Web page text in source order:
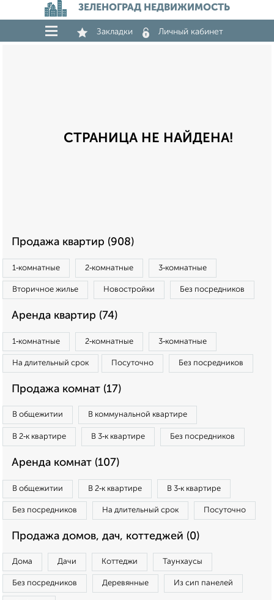
ЗЕЛЕНОГРАД НЕДВИЖИМОСТЬ
Закладки Личный кабинет
СТРАНИЦА НЕ НАЙДЕНА!
Продажа квартир (908)
1‑комнатные 2‑комнатные 3‑комнатные
Вторичное жилье Новостройки Без посредников
Аренда квартир (74)
1‑комнатные 2‑комнатные 3‑комнатные
На длительный срок Посуточно Без посредников
Продажа комнат (17)
В общежитии В коммунальной квартире
В 2‑к квартире В 3‑к квартире Без посредников
Аренда комнат (107)
В общежитии В 2‑к квартире В 3‑к квартире
Без посредников На длительный срок Посуточно
Продажа домов, дач, коттеджей (0)
Дома Дачи Коттеджи Таунхаусы
Без посредников Деревянные Из сип панелей